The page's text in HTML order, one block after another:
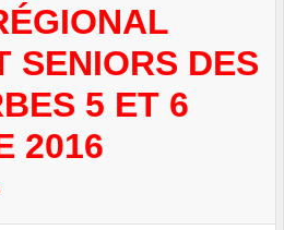
SENIORS DES
5 ET 6
2016